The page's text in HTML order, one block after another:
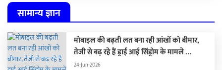
सामान्य ज्ञान
मोबाइल की बढ़ती लत बना रही आंखों को बीमार,
तेजी से बढ़ रहे हैं ड्राई आई सिंड्रोम के मामले …
24-Jun-2026